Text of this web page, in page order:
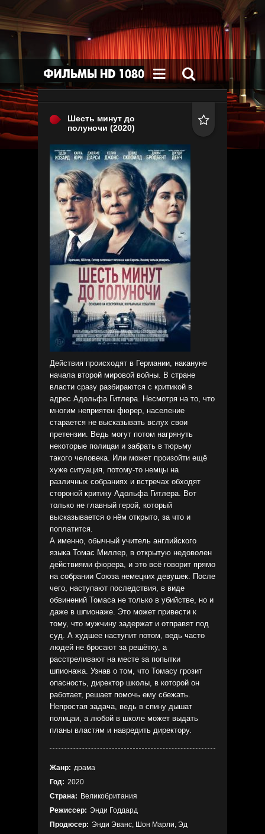
 
Шесть минут до
полуночи (2020)

Действия происходят в Германии, накануне
начала второй мировой войны. В стране
власти сразу разбираются с критикой в
адрес Адольфа Гитлера. Несмотря на то, что
многим неприятен фюрер, население
старается не высказывать вслух свои
претензии. Ведь могут потом нагрянуть
некоторые полицаи и забрать в тюрьму
такого человека. Или может произойти ещё
хуже ситуация, потому-то немцы на
различных собраниях и встречах обходят
стороной критику Адольфа Гитлера. Вот
только не главный герой, который
высказывается о нём открыто, за что и
поплатится.
А именно, обычный учитель английского
языка Томас Миллер, в открытую недоволен
действиями фюрера, и это всё говорит прямо
на собрании Союза немецких девушек. После
чего, наступают последствия, в виде
обвинений Томаса не только в убийстве, но и
даже в шпионаже. Это может привести к
тому, что мужчину задержат и отправят под
суд. А худшее наступит потом, ведь часто
людей не бросают за решётку, а
расстреливают на месте за попытки
шпионажа. Узнав о том, что Томасу грозит
опасность, директор школы, в которой он
работает, решает помочь ему сбежать.
Непростая задача, ведь в спину дышат
полицаи, а любой в школе может выдать
планы властям и навредить директору.
Жанр: драма
Год: 2020
Страна: Великобритания
Режиссер: Энди Годдард
Продюсер: Энди Эванс, Шон Марли, Эд